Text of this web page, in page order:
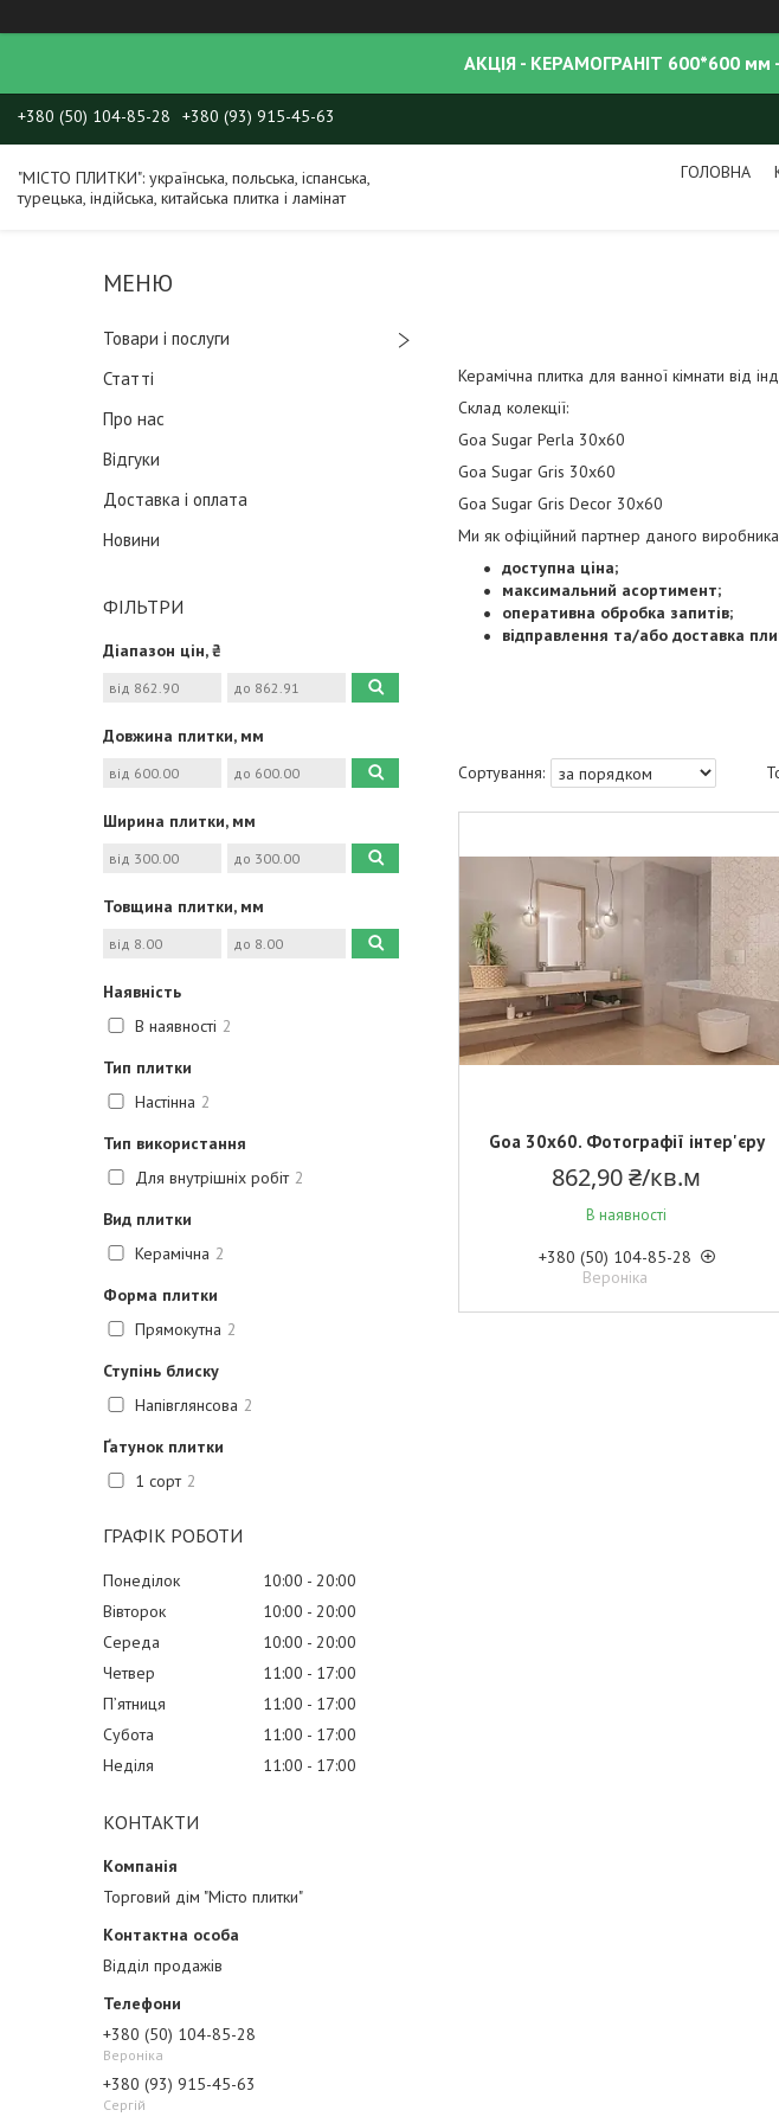
АКЦІЯ - КЕРАМОГРАНІТ 600*600 мм
+380 (50) 104-85-28 +380 (93) 915-45-63
"МІСТО ПЛИТКИ": українська, польська, іспанська,
турецька, індійська, китайська плитка і ламінат
ГОЛОВНА
Товари і послуги
Статті
Про нас
Відгуки
Доставка і оплата
Новини
ФІЛЬТРИ
Діапазон цін, ₴
Довжина плитки, мм
Ширина плитки, мм
Товщина плитки, мм
Наявність
В наявності 2
Тип плитки
Настінна 2
Тип використання
Для внутрішніх робіт 2
Вид плитки
Керамічна 2
Форма плитки
Прямокутна 2
Ступінь блиску
Напівглянсова 2
Ґатунок плитки
1 сорт 2
ГРАФІК РОБОТИ
Понеділок 10:00
20:00
Вівторок
10:00
20:00
Середа
10:00
20:00
Четвер
11:00
17:00
Пʼятниця
11:00
17:00
Субота
11:00
17:00
Неділя
11:00 17:00
КОНТАКТИ
Торговий дім "Місто плитки"
Відділ продажів
+380 (50) 104-85-28
Вероніка
+380 (93) 915-45-63
Сергій
Керамічна плитка для ванної кімнати від
Склад колекції:
Goa Sugar Perla 30x60
Goa Sugar Gris 30x60
Goa Sugar Gris Decor 30x60
Ми як офіційний партнер даного
доступна ціна;
максимальний асортимент;
оперативна обробка запитів;
відправлення та/або доставка
Goa 30x60. Фотографії інтер'єру
862,90 ₴/кв.м
В наявності
+380 (50) 104-85-28
Вероніка